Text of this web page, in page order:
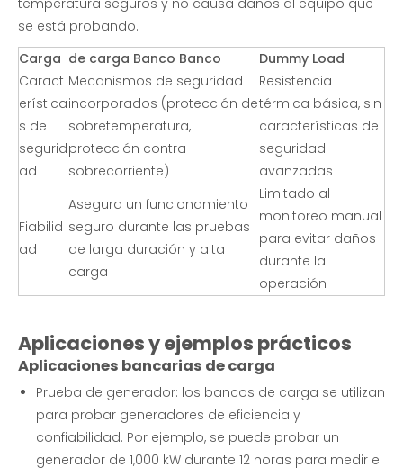
se está probando.
Carga de carga Banco Banco
Dummy Load
Caract
erística
s de
segurid
ad
Mecanismos de seguridad
incorporados (protección de
sobretemperatura,
protección contra
sobrecorriente)
Resistencia
térmica básica, sin
características de
seguridad
avanzadas
Fiabilid
ad
Asegura un funcionamiento
seguro durante las pruebas
de larga duración y alta
carga
Limitado al
monitoreo manual
para evitar daños
durante la
operación
Aplicaciones y ejemplos prácticos
Aplicaciones bancarias de carga
Prueba de generador: los bancos de carga se utilizan
para probar generadores de eficiencia y
confiabilidad. Por ejemplo, se puede probar un
generador de 1,000 kW durante 12 horas para medir el